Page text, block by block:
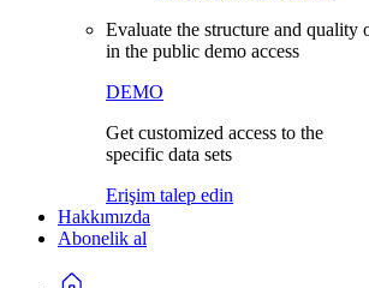
Evaluate the structure and quality
in the public demo access
DEMO
Get customized access to the
specific data sets
Erişim talep edin
Hakkımızda
Abonelik al